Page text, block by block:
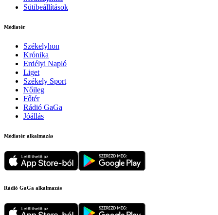
Sütibeállítások
Médiatér
Székelyhon
Krónika
Erdélyi Napló
Liget
Székely Sport
Nőileg
Főtér
Rádió GaGa
Jóállás
Médiatér alkalmazás
Rádió GaGa alkalmazás